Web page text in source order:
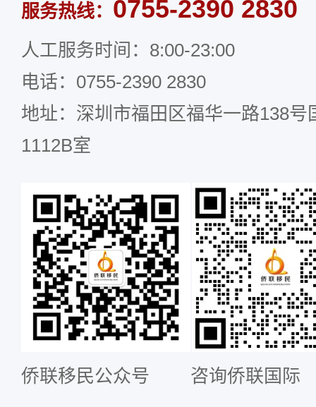
服务热线： 0755-2390 2830
人工服务时间：8:00-23:00
电话：0755-2390 2830
地址：深圳市福田区福华一路138号
1112B室
侨联移民公众号 咨询侨联国际